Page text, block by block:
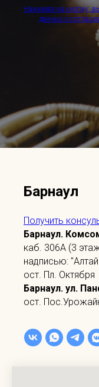
Нажимая на кнопку, вы
данных и
Барнаул
Получить
Барнаул.
каб. 306А (3
надписью:
ост. Пл. Октября
Барнаул. ул.
ост.